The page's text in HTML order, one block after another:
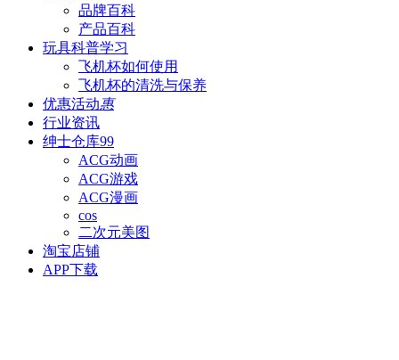
品牌百科
产品百科
玩具科普学习
飞机杯如何使用
飞机杯的清洗与保养
优惠活动惠
行业资讯
绅士仓库99
ACG动画
ACG游戏
ACG漫画
cos
二次元美图
淘宝店铺
APP下载